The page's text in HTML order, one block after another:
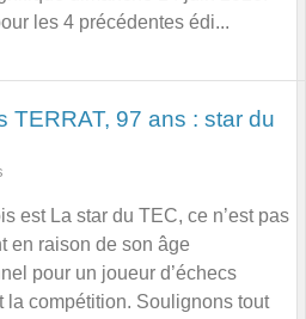
les 4 précédentes édi...
TERRAT, 97 ans : star du
est La star du TEC, ce n’est pas
en raison de son âge
pour un joueur d’échecs
la compétition. Soulignons tout